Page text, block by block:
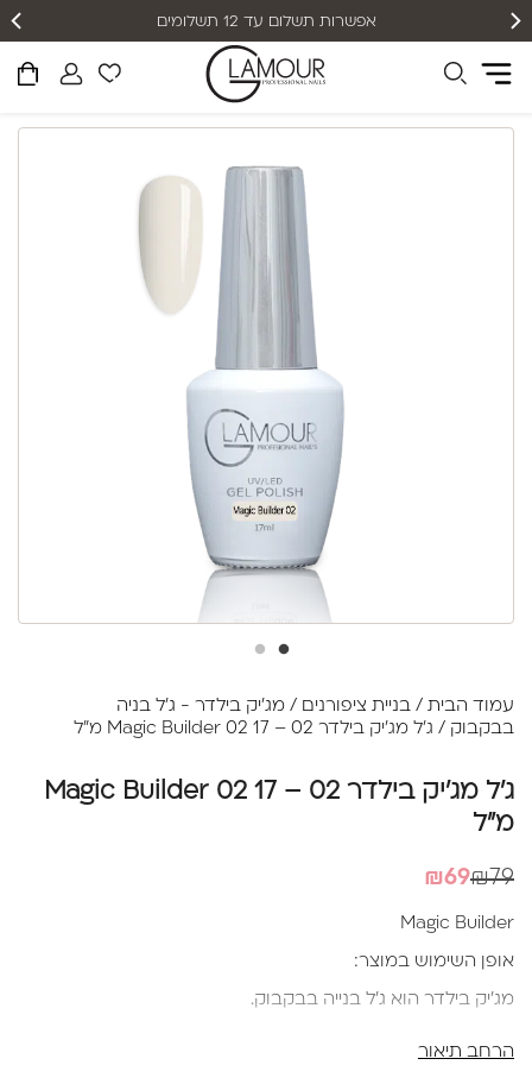
אפשרות תשלום עד 12 תשלומים
עמוד הבית / בניית ציפורנים / מג'יק בילדר - ג'ל בניה
בבקבוק / ג'ל מג'יק בילדר 02 – Magic Builder 02 17 מ"ל
ג'ל מג'יק בילדר 02 – Magic Builder 02 17
מ"ל
₪79
המחיר
₪79.
₪69
המחיר
₪69.
Magic Builder
אופן השימוש במוצר:
מג'יק בילדר הוא ג'ל בנייה בבקבוק.
הרחב תיאור